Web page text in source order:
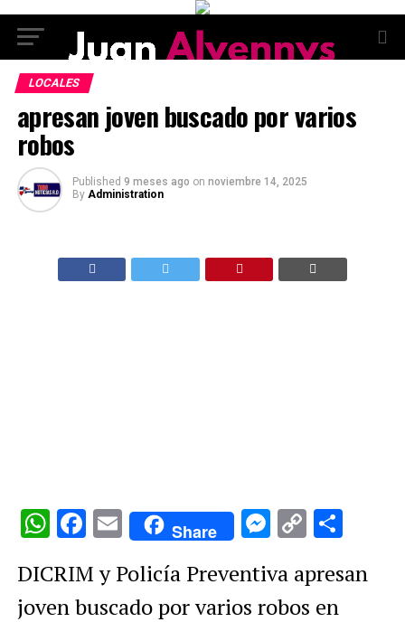
LOCALES
apresan joven buscado por varios
robos
Published 9 meses ago on noviembre 14, 2025
By Administration
WhatsApp
Facebook
EmailShare
Copy
DICRIM y Policía Preventiva apresan
joven buscado por varios robos en